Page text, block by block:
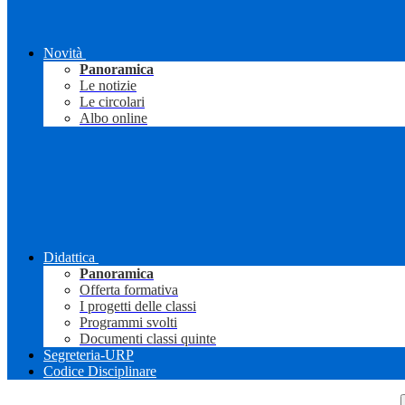
Novità
Panoramica
Le notizie
Le circolari
Albo online
Didattica
Panoramica
Offerta formativa
I progetti delle classi
Programmi svolti
Documenti classi quinte
Segreteria-URP
Codice Disciplinare